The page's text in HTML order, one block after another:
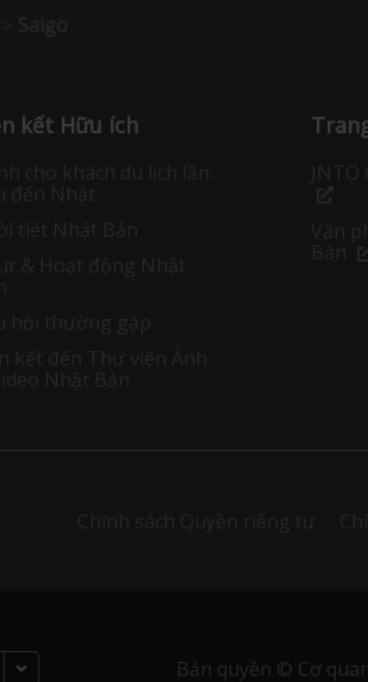
kết Hữu ích
Bản quyền © Cơ